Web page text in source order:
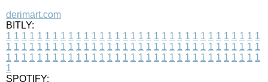
derimart.com
BITLY:
1 1 1 1 1 1 1 1 1 1 1 1 1 1 1 1 1 1 1 1 1 1 1 1 1 1 1 1 1 1 1 1 1
1 1 1 1 1 1 1 1 1 1 1 1 1 1 1 1 1 1 1 1 1 1 1 1 1 1 1 1 1 1 1 1 1
1 1 1 1 1 1 1 1 1 1 1 1 1 1 1 1 1 1 1 1 1 1 1 1 1 1 1 1 1 1 1 1 1
1
SPOTIFY: